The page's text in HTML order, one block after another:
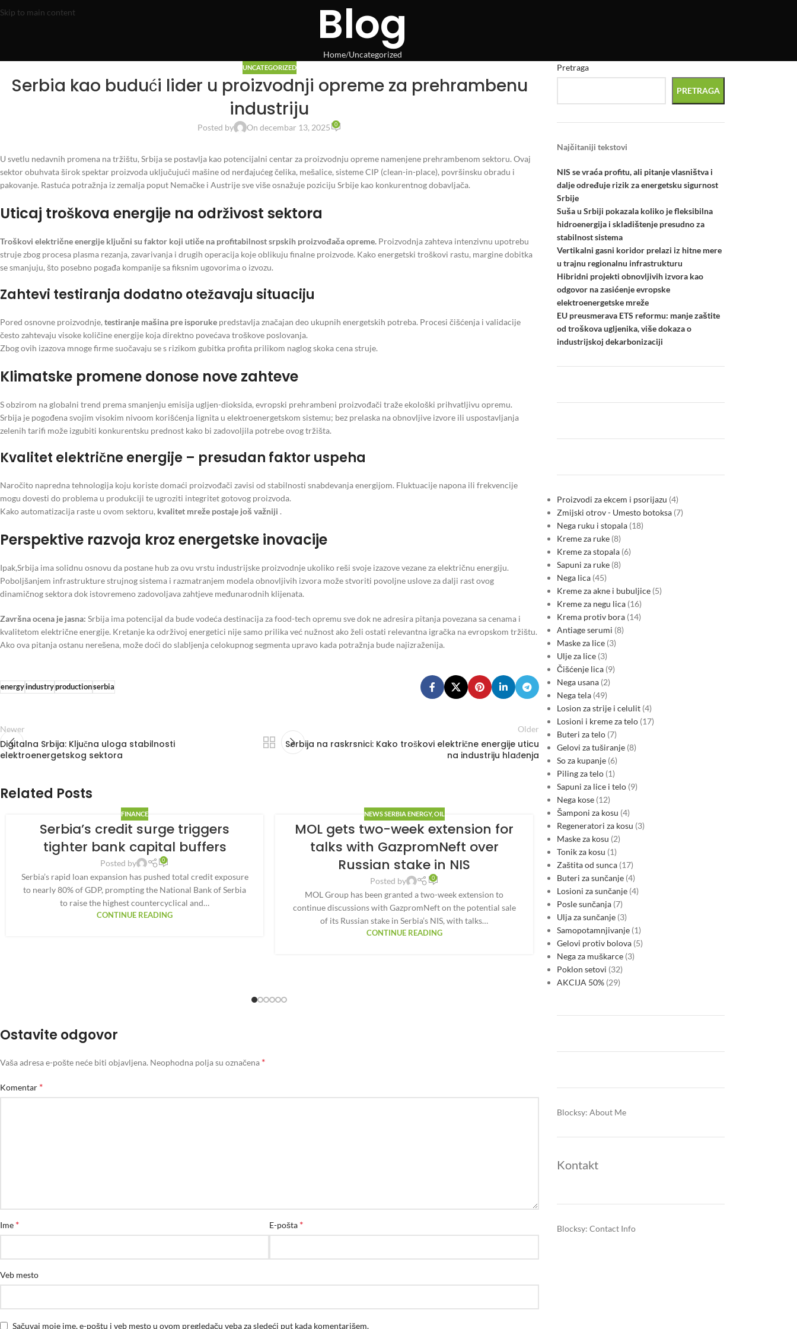
Skip to main content Blog
Home Uncategorized
UNCATEGORIZED
Serbia kao budući lider u proizvodnji opreme za prehrambenu
industriju
Posted by On decembar 13, 2025 0
U svetlu nedavnih promena na tržištu, Srbija se postavlja kao potencijalni centar za proizvodnju opreme namenjene prehrambenom sektoru. Ovaj
sektor obuhvata širok spektar proizvoda uključujući mašine od nerđajućeg čelika, mešalice, sisteme CIP (clean-in-place), površinsku obradu i
pakovanje. Rastuća potražnja iz zemalja poput Nemačke i Austrije sve više osnažuje poziciju Srbije kao konkurentnog dobavljača.
Uticaj troškova energije na održivost sektora
Troškovi električne energije ključni su faktor koji utiče na profitabilnost srpskih proizvođača opreme. Proizvodnja zahteva intenzivnu upotrebu
struje zbog procesa plasma rezanja, zavarivanja i drugih operacija koje oblikuju finalne proizvode. Kako energetski troškovi rastu, margine dobitka
se smanjuju, što posebno pogađa kompanije sa fiksnim ugovorima o izvozu.
Zahtevi testiranja dodatno otežavaju situaciju
Pored osnovne proizvodnje, testiranje mašina pre isporuke predstavlja značajan deo ukupnih energetskih potreba. Procesi čišćenja i validacije
često zahtevaju visoke količine energije koja direktno povećava troškove poslovanja.
Zbog ovih izazova mnoge firme suočavaju se s rizikom gubitka profita prilikom naglog skoka cena struje.
Klimatske promene donose nove zahteve
S obzirom na globalni trend prema smanjenju emisija ugljen-dioksida, evropski prehrambeni proizvođači traže ekološki prihvatljivu opremu.
Srbija je pogođena svojim visokim nivoom korišćenja lignita u elektroenergetskom sistemu; bez prelaska na obnovljive izvore ili uspostavljanja
zelenih tarifi može izgubiti konkurentsku prednost kako bi zadovoljila potrebe ovog tržišta.
Kvalitet električne energije – presudan faktor uspeha
Naročito napredna tehnologija koju koriste domaći proizvođači zavisi od stabilnosti snabdevanja energijom. Fluktuacije napona ili frekvencije
mogu dovesti do problema u produkciji te ugroziti integritet gotovog proizvoda.
Kako automatizacija raste u ovom sektoru, kvalitet mreže postaje još važniji .
Perspektive razvoja kroz energetske inovacije
Ipak,Srbija ima solidnu osnovu da postane hub za ovu vrstu industrijske proizvodnje ukoliko reši svoje izazove vezane za električnu energiju.
Poboljšanjem infrastrukture strujnog sistema i razmatranjem modela obnovljivih izvora može stvoriti povoljne uslove za dalji rast ovog
dinamičnog sektora dok istovremeno zadovoljava zahtjeve međunarodnih klijenata.
Završna ocena je jasna: Srbija ima potencijal da bude vodeća destinacija za food-tech opremu sve dok ne adresira pitanja povezana sa cenama i
kvalitetom električne energije. Kretanje ka održivoj energetici nije samo prilika već nužnost ako želi ostati relevantna igračka na evropskom tržištu.
Ako ova pitanja ostanu nerešena, može doći do slabljenja celokupnog segmenta upravo kada potražnja bude najizraženija.
energyindustryproductionserbia
Newer
Digitalna Srbija: Ključna uloga stabilnosti
elektroenergetskog sektora
Older
Serbija na raskrsnici: Kako troškovi električne energije uticu
na industriju hlađenja
Related Posts
FINANCE
Serbia’s credit surge triggers
tighter bank capital buffers
Posted by 0
Serbia’s rapid loan expansion has pushed total credit exposure
to nearly 80% of GDP, prompting the National Bank of Serbia
to raise the highest countercyclical and…
CONTINUE READING
NEWS SERBIA ENERGY, OIL
MOL gets two-week extension for
talks with GazpromNeft over
Russian stake in NIS
Posted by 0
MOL Group has been granted a two-week extension to
continue discussions with GazpromNeft on the potential sale
of its Russian stake in Serbia’s NIS, with talks…
CONTINUE READING
Serbia’s new macro cycle: energy
volatility, CBAM risk and sovereign
funding pressures reshape the
During CW21, Serbia’s inflation expectations, industrial
margins and financial stability became increasingly tied to
electricity-market volatility, higher imported energy costs and
sovereign financing pressure. Even as…
Ostavite odgovor
Vaša adresa e-pošte neće biti objavljena. Neophodna polja su označena *
Komentar *
Ime * E-pošta *
Veb mesto
Sačuvaj moje ime, e-poštu i veb mesto u ovom pregledaču veba za sledeći put kada komentarišem.
Pretraga
PRETRAGA
Najčitaniji tekstovi
NIS se vraća profitu, ali pitanje vlasništva i
dalje određuje rizik za energetsku sigurnost
Srbije
Suša u Srbiji pokazala koliko je fleksibilna
hidroenergija i skladištenje presudno za
stabilnost sistema
Vertikalni gasni koridor prelazi iz hitne mere
u trajnu regionalnu infrastrukturu
Hibridni projekti obnovljivih izvora kao
odgovor na zasićenje evropske
elektroenergetske mreže
EU preusmerava ETS reformu: manje zaštite
od troškova ugljenika, više dokaza o
industrijskoj dekarbonizaciji
Proizvodi za ekcem i psorijazu 4
Zmijski otrov - Umesto botoksa 7
Nega ruku i stopala 18
Kreme za ruke 8
Kreme za stopala 6
Sapuni za ruke 8
Nega lica 45
Kreme za akne i bubuljice 5
Kreme za negu lica 16
Krema protiv bora 14
Antiage serumi 8
Maske za lice 3
Ulje za lice 3
Čišćenje lica 9
Nega usana 2
Nega tela 49
Losion za strije i celulit 4
Losioni i kreme za telo 17
Buteri za telo 7
Gelovi za tuširanje 8
So za kupanje 6
Piling za telo 1
Sapuni za lice i telo 9
Nega kose 12
Šamponi za kosu 4
Regeneratori za kosu 3
Maske za kosu 2
Tonik za kosu 1
Zaštita od sunca 17
Buteri za sunčanje 4
Losioni za sunčanje 4
Posle sunčanja 7
Ulja za sunčanje 3
Samopotamnjivanje 1
Gelovi protiv bolova 5
Nega za muškarce 3
Poklon setovi 32
AKCIJA 50% 29
Blocksy: About Me
Kontakt
Blocksy: Contact Info